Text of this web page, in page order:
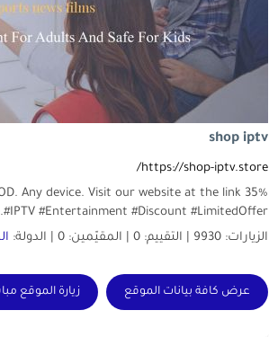
shop iptv
https://shop-iptv.store/
Any device. Visit our website at the link
#Entertainment #Discount #LimitedOffer
الزيارات: 9930 | التقييم: 0 | المقيّمين: 0 | الدولة:
عرض كافة بيانات الموقع زيارة الموقع